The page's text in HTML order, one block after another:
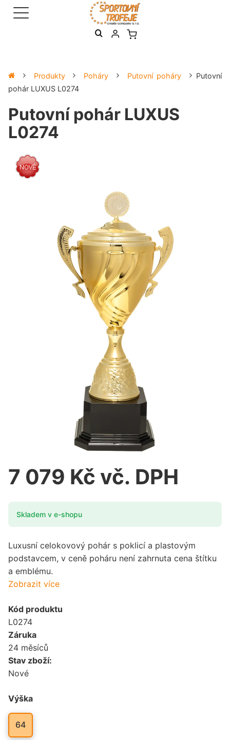
Produkty Poháry Putovní poháry
Putovní
pohár LUXUS L0274
Putovní pohár LUXUS
L0274
7 079 Kč vč. DPH
Skladem v e-shopu
Luxusní celokovový pohár s poklicí a plastovým
podstavcem, v ceně poháru není zahrnuta cena štítku
a emblému.
Zobrazit více
Kód produktu
L0274
Záruka
24 měsíců
Stav zboží:
Nové
Výška
64